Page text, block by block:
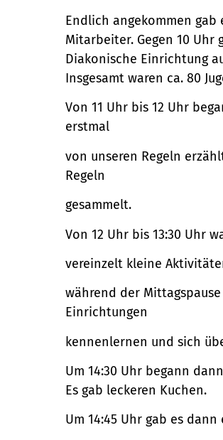
Endlich angekommen gab
Mitarbeiter. Gegen 10 Uhr
Diakonische Einrichtung
Insgesamt waren ca. 80
Von 11 Uhr bis 12 Uhr
erstmal
von unseren Regeln
Regeln
gesammelt.
Von 12 Uhr bis 13:30 Uhr
vereinzelt kleine
während der
Einrichtungen
kennenlernen und sich
Um 14:30 Uhr begann
Es gab leckeren Kuchen.
Um 14:45 Uhr gab es